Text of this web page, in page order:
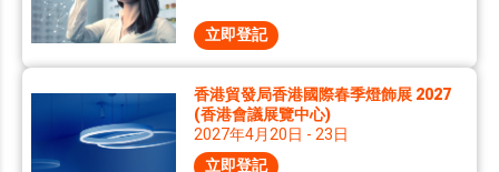
立即登記
香港貿發局香港國際春季燈飾展 2027
(香港會議展覽中心)
2027年4月20日 - 23日
立即登記